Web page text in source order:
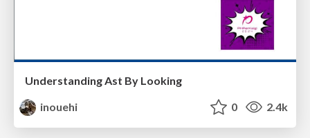
Understanding Ast By Looking
inouehi
0 2.4k